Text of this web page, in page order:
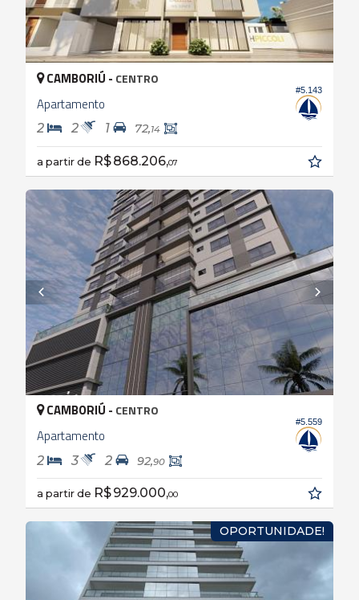
#5.143
CAMBORIÚ - CENTRO
Apartamento
2 2 1 72,14
a partir de R$ 868.206,07
#5.559
CAMBORIÚ - CENTRO
Apartamento
2 3 2 92,90
a partir de R$ 929.000,00
OPORTUNIDADE!